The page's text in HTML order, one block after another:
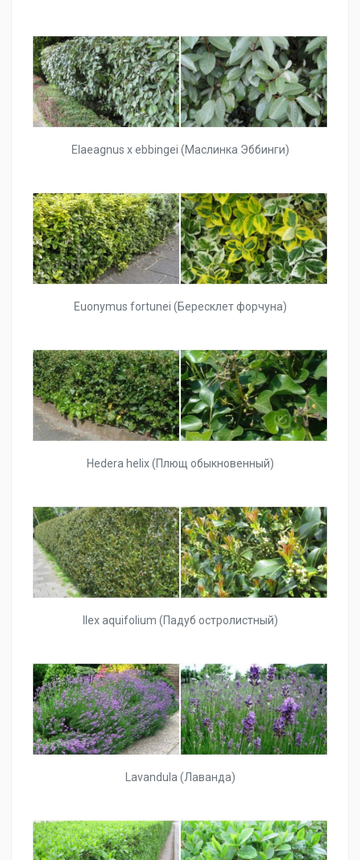
Elaeagnus x ebbingei (Маслинка Эббинги)
Euonymus fortunei (Бересклет форчуна)
Hedera helix (Плющ обыкновенный)
Ilex aquifolium (Падуб остролистный)
Lavandula (Лаванда)